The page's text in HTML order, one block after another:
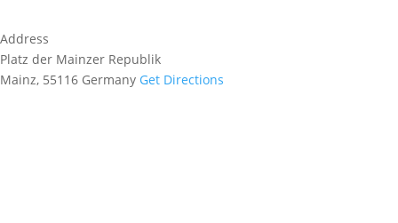
Address
Platz der Mainzer Republik
Mainz, 55116 Germany Get Directions